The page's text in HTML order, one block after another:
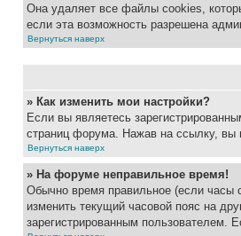
Она удаляет все файлы cookies,
если эта возможность разрешена
Вернуться наверх
» Как изменить мои настройки?
Если вы являетесь
страниц форума. Нажав на ссылку, вы
Вернуться наверх
» На форуме неправильное время!
Обычно время правильное (если часы
изменить текущий часовой пояс на
зарегистрированным пользователем.